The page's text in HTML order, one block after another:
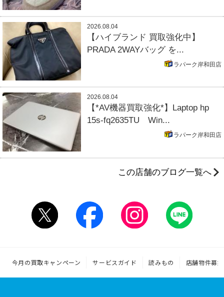
2026.08.04
【ハイブランド 買取強化中】
PRADA 2WAYバッグ を...
ラパーク岸和田店
2026.08.04
【*AV機器買取強化*】Laptop hp
15s-fq2635TU Win...
ラパーク岸和田店
この店舗のブログ一覧へ
今月の買取キャンペーン サービスガイド 読みもの 店舗物件募集